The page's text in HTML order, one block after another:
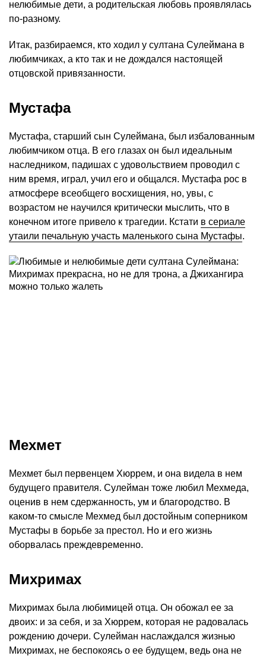
нелюбимые дети, а родительская любовь проявлялась
по-разному.
Итак, разбираемся, кто ходил у султана Сулеймана в
любимчиках, а кто так и не дождался настоящей
отцовской привязанности.
Мустафа
Мустафа, старший сын Сулеймана, был избалованным
любимчиком отца. В его глазах он был идеальным
наследником, падишах с удовольствием проводил с
ним время, играл, учил его и общался. Мустафа рос в
атмосфере всеобщего восхищения, но, увы, с
возрастом не научился критически мыслить, что в
конечном итоге привело к трагедии. Кстати в сериале
утаили печальную участь маленького сына Мустафы.
Мехмет
Мехмет был первенцем Хюррем, и она видела в нем
будущего правителя. Сулейман тоже любил Мехмеда,
оценив в нем сдержанность, ум и благородство. В
каком-то смысле Мехмед был достойным соперником
Мустафы в борьбе за престол. Но и его жизнь
оборвалась преждевременно.
Михримах
Михримах была любимицей отца. Он обожал ее за
двоих: и за себя, и за Хюррем, которая не радовалась
рождению дочери. Сулейман наслаждался жизнью
Михримах, не беспокоясь о ее будущем, ведь она не